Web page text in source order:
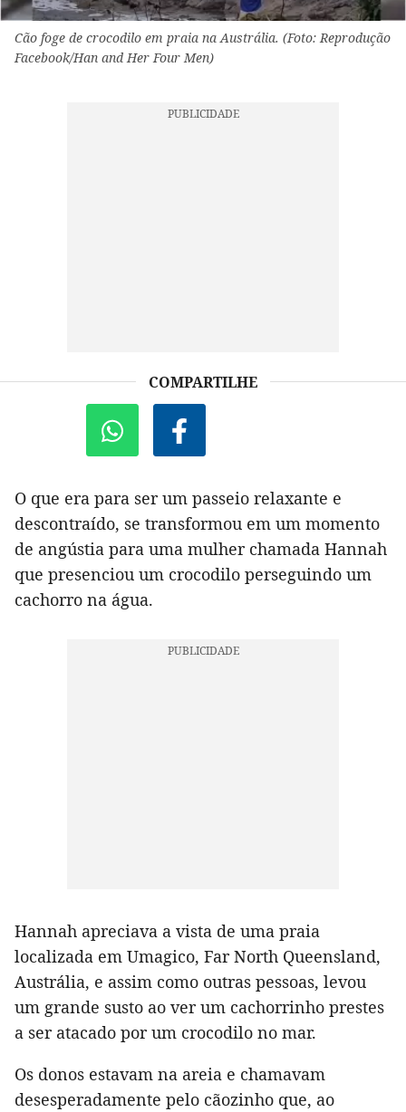
Cão foge de crocodilo em praia na Austrália. (Foto: Reprodução
Facebook/Han and Her Four Men)
COMPARTILHE
O que era para ser um passeio relaxante e
descontraído, se transformou em um momento
de angústia para uma mulher chamada Hannah
que presenciou um crocodilo perseguindo um
cachorro na água.
Hannah apreciava a vista de uma praia
localizada em Umagico, Far North Queensland,
Austrália, e assim como outras pessoas, levou
um grande susto ao ver um cachorrinho prestes
a ser atacado por um crocodilo no mar.
Os donos estavam na areia e chamavam
desesperadamente pelo cãozinho que, ao